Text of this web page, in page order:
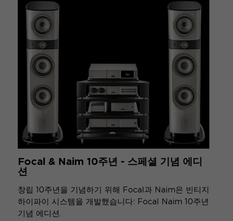
Focal & Naim 10주년 - 스페셜 기념 에디
션
창립 10주년을 기념하기 위해 Focal과 Naim은 빈티지
하이파이 시스템을 개발했습니다: Focal Naim 10주년
기념 에디션.